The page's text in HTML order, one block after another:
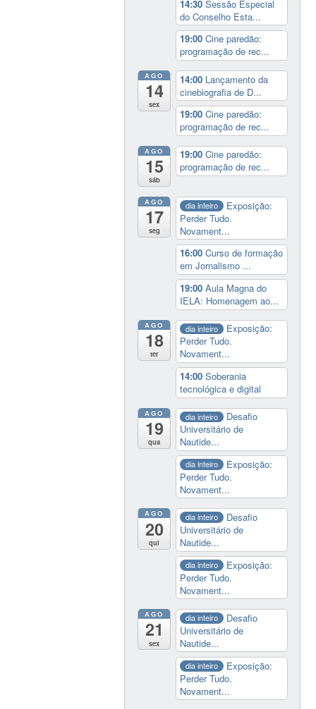
14:30Sessão Especial
do Conselho Esta...
19:00Cine paredão:
programação de rec...
AGO
14
sex
14:00 Lançamento da
cinebiografia de D...
19:00Cine paredão:
programação de rec...
AGO
15
sáb
19:00Cine paredão:
programação de rec...
AGO
17
seg
dia inteiro
Exposição:
Perder Tudo.
Novament...
16:00Curso de formação
em Jornalismo ...
19:00Aula Magna do
IELA: Homenagem ao...
AGO
18
ter
dia inteiro
Exposição:
Perder Tudo.
Novament...
14:00Soberania
tecnológica e digital
AGO
19
qua
dia inteiro
Desafio
Universitário de
Nautide...
dia inteiro
Exposição:
Perder Tudo.
Novament...
AGO
20
qui
dia inteiro
Desafio
Universitário de
Nautide...
dia inteiro
Exposição:
Perder Tudo.
Novament...
AGO
21
sex
dia inteiro
Desafio
Universitário de
Nautide...
dia inteiro
Exposição:
Perder Tudo.
Novament...